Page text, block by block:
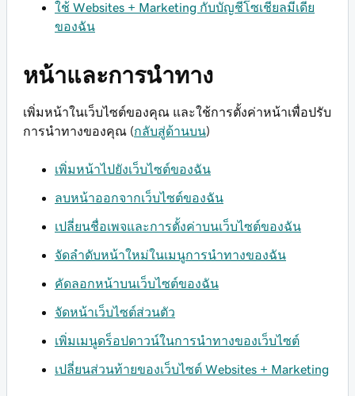
ใช้ Websites + Marketing กับบัญชีโซเชียลมีเดีย
ของฉัน
หน้าและการนำทาง
เพิ่มหน้าในเว็บไซต์ของคุณ และใช้การตั้งค่าหน้าเพื่อปรับ
การนำทางของคุณ (กลับสู่ด้านบน)
เพิ่มหน้าไปยังเว็บไซต์ของฉัน
ลบหน้าออกจากเว็บไซต์ของฉัน
เปลี่ยนชื่อเพจและการตั้งค่าบนเว็บไซต์ของฉัน
จัดลำดับหน้าใหม่ในเมนูการนำทางของฉัน
คัดลอกหน้าบนเว็บไซต์ของฉัน
จัดหน้าเว็บไซต์ส่วนตัว
เพิ่มเมนูดร็อปดาวน์ในการนำทางของเว็บไซต์
เปลี่ยนส่วนท้ายของเว็บไซต์ Websites + Marketing